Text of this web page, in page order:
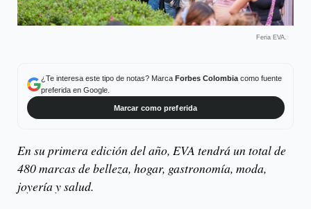
Feria EVA.
¿Te interesa este tipo de notas? Marca Forbes Colombiacomo fuente
preferida en Google.
Marcar como preferida
En su primera edición del año, EVA tendrá un total de
480 marcas de belleza, hogar, gastronomía, moda,
joyería y salud.